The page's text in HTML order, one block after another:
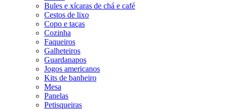
Bules e xícaras de chá e café
Cestos de lixo
Copo e taças
Cozinha
Faqueiros
Galheteiros
Guardanapos
Jogos americanos
Kits de banheiro
Mesa
Panelas
Petisqueiras